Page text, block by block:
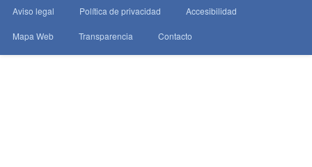
Aviso legal Política de privacidad Accesibilidad
Mapa Web Transparencia Contacto